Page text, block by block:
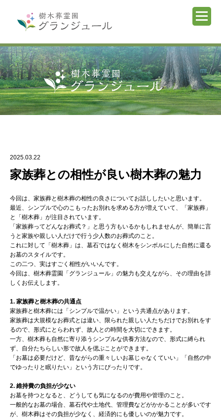
2025.03.22
家族葬との相性が良い樹木葬の魅力
今回は、家族葬と樹木葬の相性の良さについてお話ししたいと思います。
最近、シンプルで心のこもったお別れを求める方が増えていて、「家族葬」
と「樹木葬」が注目されています。
「家族葬ってどんなお葬式？」と思う方もいるかもしれませんが、簡単に言
うと家族や親しい人だけで行う少人数のお葬式のこと。
これに対して「樹木葬」は、墓石ではなく樹木をシンボルにした自然に還る
お墓のスタイルです。
この二つ、実はすごく相性がいいんです。
今回は、樹木葬霊園「グランジュール」の魅力も交えながら、その理由を詳
しくお伝えします。
1. 家族葬と樹木葬の共通点
家族葬と樹木葬には「シンプルで温かい」という共通点があります。
家族葬は大規模なお葬式とは違い、限られた親しい人たちだけでお別れをす
るので、形式にとらわれず、故人との時間を大切にできます。
一方、樹木葬も自然に寄り添うシンプルな供養方法なので、形式に縛られ
ず、自分たちらしい形で故人を偲ぶことができます。
「お墓は必要だけど、昔ながらの重々しいお墓じゃなくていい」「自然の中
でゆったりと眠りたい」という方にぴったりです。
2. 維持費の負担が少ない
お墓を持つとなると、どうしても気になるのが費用や管理のこと。
一般的なお墓の場合、墓石代や土地代、管理費などがかかることが多いです
が、樹木葬はその負担が少なく、経済的にも優しいのが魅力です。